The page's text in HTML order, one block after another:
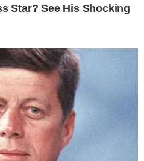
O público vai
Sentimos que o mercado
o evento movimenta muito,
e decoração, mas como
do design, da
muito forte, muito
realmente tem nos
que o cearense era
muito mais. Isso é muito
é da terra, o artista da
além do que a gente